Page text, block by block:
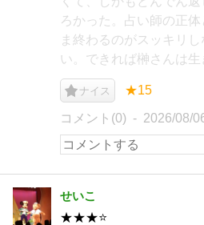
ろかった。占い師の正
ま終わるのがスッキリ
い。できれば榊さんは生
ナイス ★15
コメント(0) 2026/08/
せいこ
★★★⭐